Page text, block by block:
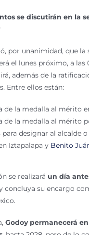
se discutirán en la
por unanimidad, que la
el lunes próximo, a las
además de la
Entre ellos están:
de la medalla al mérito
de la medalla al mérito
para designar al alcalde o
Iztapalapa y Benito
se realizará un día
concluya su encargo
Godoy permanecerá